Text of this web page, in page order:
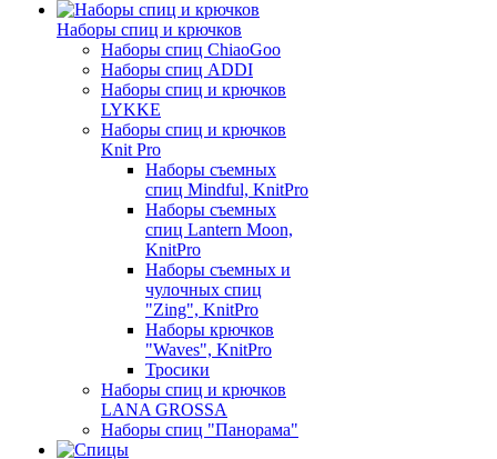
Наборы спиц и крючков
Наборы спиц ChiaoGoo
Наборы спиц ADDI
Наборы спиц и крючков
LYKKE
Наборы спиц и крючков
Knit Pro
Наборы съемных
спиц Mindful, KnitPro
Наборы съемных
спиц Lantern Moon,
KnitPro
Наборы съемных и
чулочных спиц
"Zing", KnitPro
Наборы крючков
"Waves", KnitPro
Тросики
Наборы спиц и крючков
LANA GROSSA
Наборы спиц "Панорама"